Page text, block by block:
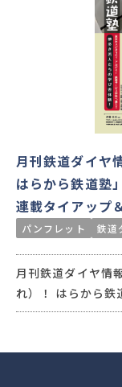
月刊鉄道ダイヤ
はらから鉄道塾」
連載タイアップ
パンフレット 鉄道
月刊鉄道ダイヤ情
れ）！ はらから鉄
カデミーさまの学
し、オープンキャ